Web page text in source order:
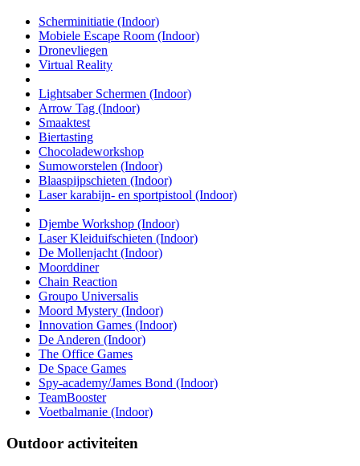
Scherminitiatie (Indoor)
Mobiele Escape Room (Indoor)
Dronevliegen
Virtual Reality
Lightsaber Schermen (Indoor)
Arrow Tag (Indoor)
Smaaktest
Biertasting
Chocoladeworkshop
Sumoworstelen (Indoor)
Blaaspijpschieten (Indoor)
Laser karabijn- en sportpistool (Indoor)
Djembe Workshop (Indoor)
Laser Kleiduifschieten (Indoor)
De Mollenjacht (Indoor)
Moorddiner
Chain Reaction
Groupo Universalis
Moord Mystery (Indoor)
Innovation Games (Indoor)
De Anderen (Indoor)
The Office Games
De Space Games
Spy-academy/James Bond (Indoor)
TeamBooster
Voetbalmanie (Indoor)
Outdoor activiteiten